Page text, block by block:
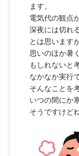
ます。
電気代の観点
深夜には切れ
とは思います
思いのほか暑
もしれないと
なかなか実行
そんなことを
いつの間にか
そうですけどね